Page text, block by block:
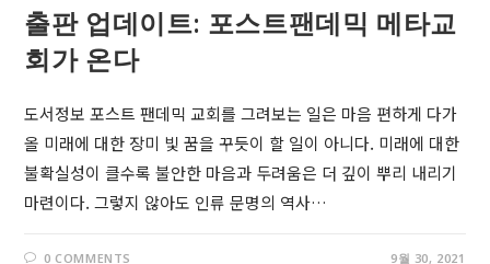
출판 업데이트: 포스트팬데믹 메타교
회가 온다
도서정보 포스트 팬데믹 교회를 그려보는 일은 마음 편하게 다가
올 미래에 대한 장미 빛 꿈을 꾸듯이 할 일이 아니다. 미래에 대한
불확실성이 클수록 불안한 마음과 두려움은 더 깊이 뿌리 내리기
마련이다. 그렇지 않아도 인류 문명의 역사…
0 COMMENTS 9월 30, 2021